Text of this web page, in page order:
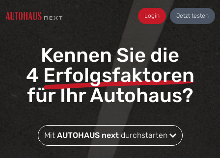
Login Jetzt testen
Kennen Sie die
4 Erfolgsfaktoren
für Ihr Autohaus?
Mit AUTOHAUS nextdurchstarten